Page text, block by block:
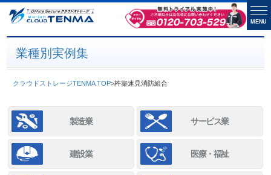
業種別実例集
クラウドストレージTENMA TOP>杵築速見消防組合
製造業 サービス業
建設業 医療・福祉
MENU